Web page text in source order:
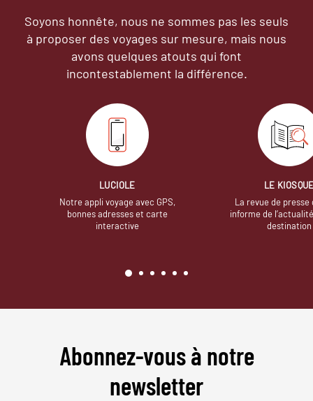
Soyons honnête, nous ne sommes pas les seuls
à proposer des voyages sur mesure, mais nous
avons quelques atouts qui font
incontestablement la différence.
LUCIOLE
Notre appli voyage avec GPS,
bonnes adresses et carte
interactive
LE
La revue de presse
informe de
destination
Abonnez-vous à notre
newsletter